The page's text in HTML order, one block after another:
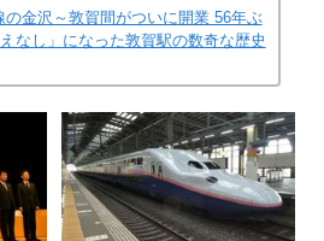
の金沢～敦賀間がついに開業 56年ぶ
なし」になった敦賀駅の数奇な歴史